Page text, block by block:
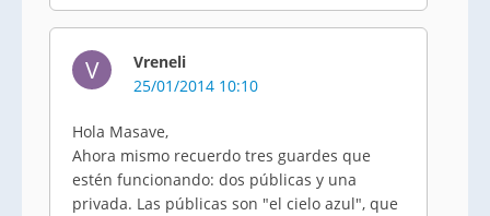
V
Vreneli
25/01/2014 10:10
Hola Masave,
Ahora mismo recuerdo tres guardes que
estén funcionando: dos públicas y una
privada. Las públicas son "el cielo azul", que